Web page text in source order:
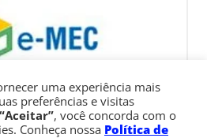
uma experiência mais
preferências e visitas
“Aceitar”, você concorda com o
Conheça nossa Política de